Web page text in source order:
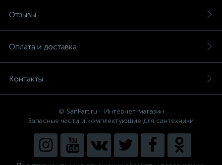
Отзывы
Оплата и доставка
Контакты
© SanPart.ru - Интернет-магазин
Запасные части и комплектующие для сантехники